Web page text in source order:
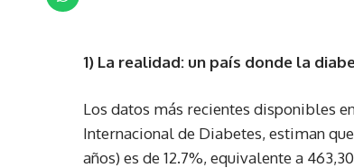
1) La realidad: un país donde la
Los datos más recientes disponibles
Internacional de Diabetes, estiman
años) es de 12.7%, equivalente a